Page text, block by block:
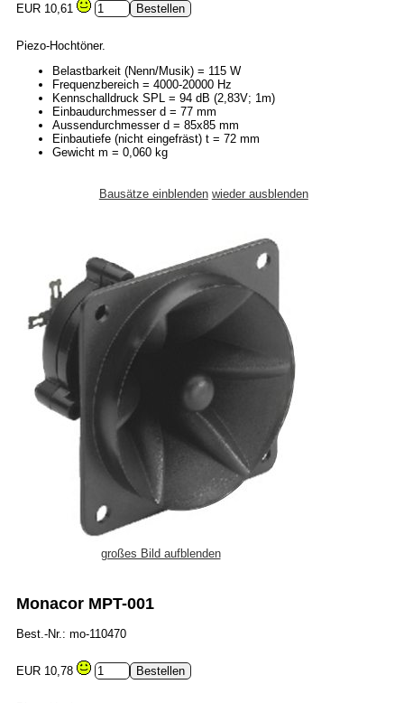
EUR 10,61
Piezo-Hochtöner.
Belastbarkeit (Nenn/Musik) = 115 W
Frequenzbereich = 4000-20000 Hz
Kennschalldruck SPL = 94 dB (2,83V; 1m)
Einbaudurchmesser d = 77 mm
Aussendurchmesser d = 85x85 mm
Einbautiefe (nicht eingefräst) t = 72 mm
Gewicht m = 0,060 kg
Bausätze einblenden wieder ausblenden
großes Bild aufblenden
Monacor MPT-001
Best.-Nr.: mo-110470
EUR 10,78